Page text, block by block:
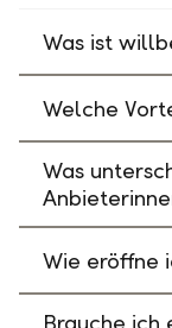
Was ist
Welche
Was
Wie eröffne